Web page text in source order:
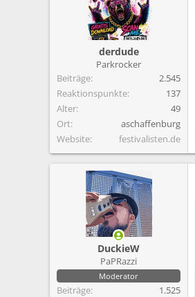
derdude
Parkrocker
Beiträge
2.545
Reaktionspunkte
137
Alter
49
Ort
aschaffenburg
Website
festivalisten.de
DuckieW
PaPRazzi
Moderator
Beiträge
1.525